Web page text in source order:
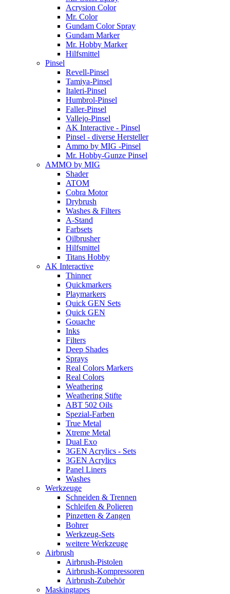
Acrysion Color
Mr. Color
Gundam Color Spray
Gundam Marker
Mr. Hobby Marker
Hilfsmittel
Pinsel
Revell-Pinsel
Tamiya-Pinsel
Italeri-Pinsel
Humbrol-Pinsel
Faller-Pinsel
Vallejo-Pinsel
AK Interactive - Pinsel
Pinsel - diverse Hersteller
Ammo by MIG -Pinsel
Mr. Hobby-Gunze Pinsel
AMMO by MIG
Shader
ATOM
Cobra Motor
Drybrush
Washes & Filters
A-Stand
Farbsets
Oilbrusher
Hilfsmittel
Titans Hobby
AK Interactive
Thinner
Quickmarkers
Playmarkers
Quick GEN Sets
Quick GEN
Gouache
Inks
Filters
Deep Shades
Sprays
Real Colors Markers
Real Colors
Weathering
Weathering Stifte
ABT 502 Oils
Spezial-Farben
True Metal
Xtreme Metal
Dual Exo
3GEN Acrylics - Sets
3GEN Acrylics
Panel Liners
Washes
Werkzeuge
Schneiden & Trennen
Schleifen & Polieren
Pinzetten & Zangen
Bohrer
Werkzeug-Sets
weitere Werkzeuge
Airbrush
Airbrush-Pistolen
Airbrush-Kompressoren
Airbrush-Zubehör
Maskingtapes